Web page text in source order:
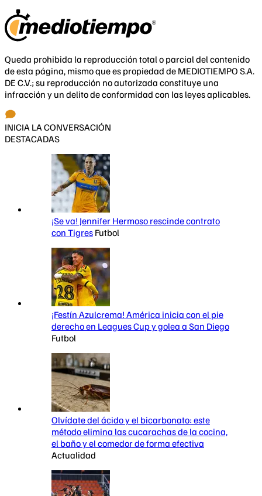
Queda prohibida la reproducción total o parcial del contenido
de esta página, mismo que es propiedad de MEDIOTIEMPO S.A.
DE C.V.; su reproducción no autorizada constituye una
infracción y un delito de conformidad con las leyes aplicables.
INICIA LA CONVERSACIÓN
DESTACADAS
¡Se va! Jennifer Hermoso rescinde contrato
con Tigres Futbol
¡Festín Azulcrema! América inicia con el pie
derecho en Leagues Cup y golea a San Diego
Futbol
Olvídate del ácido y el bicarbonato: este
método elimina las cucarachas de la cocina,
el baño y el comedor de forma efectiva
Actualidad